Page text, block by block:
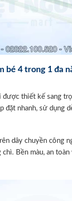
bé 4 trong 1 đa
được thiết kế sang
đặt nhanh, sử dụng
dây chuyền công
chì. Bền màu, an